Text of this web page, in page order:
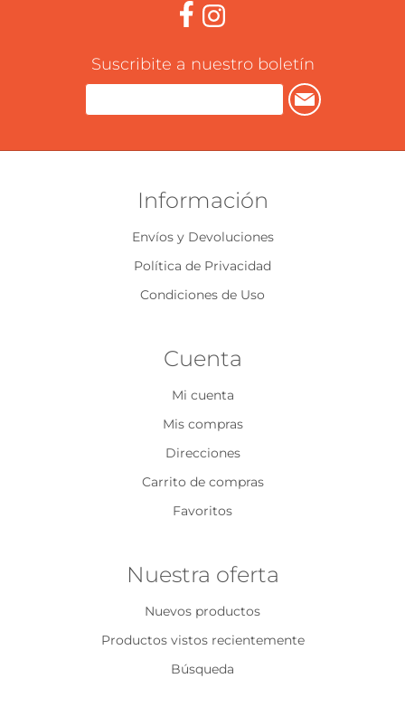
Suscribite a nuestro boletín
Información
Envíos y Devoluciones
Política de Privacidad
Condiciones de Uso
Cuenta
Mi cuenta
Mis compras
Direcciones
Carrito de compras
Favoritos
Nuestra oferta
Nuevos productos
Productos vistos recientemente
Búsqueda